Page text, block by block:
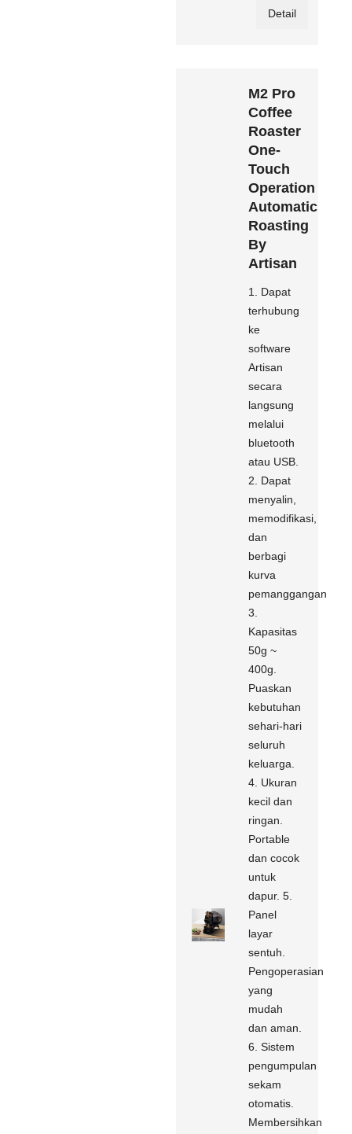
Detail
M2 Pro
Coffee
Roaster
One-
Touch
Operation
Automatic
Roasting
By
Artisan
1. Dapat
terhubung
ke
software
Artisan
secara
langsung
melalui
bluetooth
atau USB.
2. Dapat
menyalin,
memodifikasi,
dan
berbagi
kurva
pemanggangan
3.
Kapasitas
50g ~
400g.
Puaskan
kebutuhan
sehari-hari
seluruh
keluarga.
4. Ukuran
kecil dan
ringan.
Portable
dan cocok
untuk
dapur. 5.
Panel
layar
sentuh.
Pengoperasian
yang
mudah
dan aman.
6. Sistem
pengumpulan
sekam
otomatis.
Membersihkan